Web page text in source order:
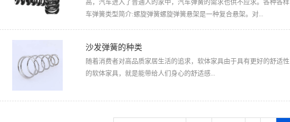
高，汽车进入了普通人的家中，汽车弹簧的需求也供不应求。各种各
车弹簧类型简介:螺旋弹簧螺旋弹簧悬架是一种复合悬架。对...
沙发弹簧的种类
随着消费者对高品质家居生活的追求，软体家具由于具有更好的舒适
的软体家具，就是能带给人们身心的舒适感...